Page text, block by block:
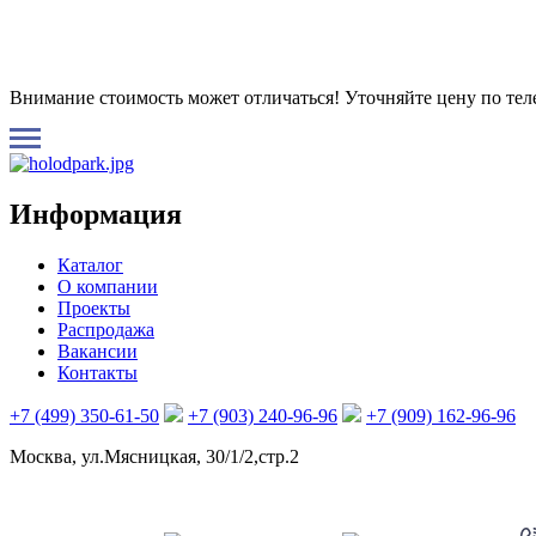
Внимание стоимость может отличаться! Уточняйте цену по
Информация
Каталог
О компании
Проекты
Распродажа
Вакансии
Контакты
+7 (499) 350-61-50 +7 (903) 240-96-96
+7 (909) 162-96-96
Москва, ул.Мясницкая, 30/1/2,стр.2